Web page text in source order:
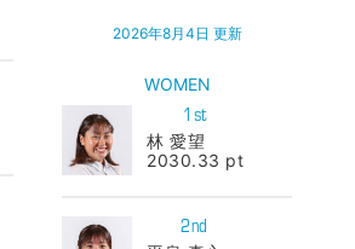
2026年8月4日 更新
WOMEN
1st
林 愛望
2030.33 pt
2nd